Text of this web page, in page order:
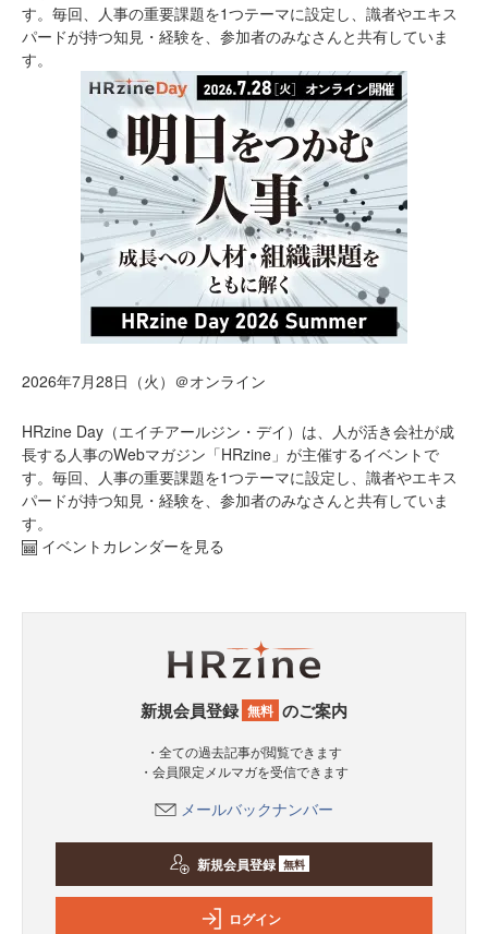
す。毎回、人事の重要課題を1つテーマに設定し、識者やエキス
パードが持つ知見・経験を、参加者のみなさんと共有していま
す。
2026年7月28日（火）＠オンライン
HRzine Day（エイチアールジン・デイ）は、人が活き会社が成
長する人事のWebマガジン「HRzine」が主催するイベントで
す。毎回、人事の重要課題を1つテーマに設定し、識者やエキス
パードが持つ知見・経験を、参加者のみなさんと共有していま
す。
イベントカレンダーを見る
新規会員登録 無料 のご案内
・全ての過去記事が閲覧できます
・会員限定メルマガを受信できます
メールバックナンバー
新規会員登録 無料
ログイン